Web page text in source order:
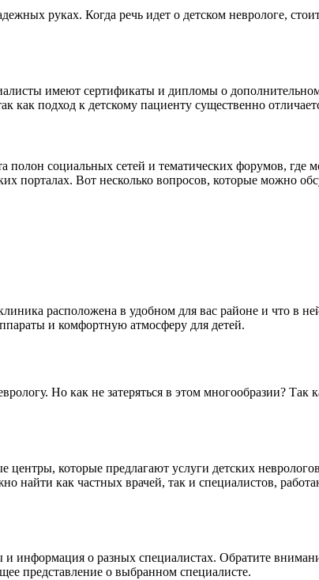
руках. Когда речь идет о детском неврологе,
имеют сертификаты и дипломы о
подход к детскому пациенту существенно
полон социальных сетей и тематических форумов,
порталах. Вот несколько вопросов, которые можно
расположена в удобном для вас районе и что в
и комфортную атмосферу для детей.
Но как не затеряться в этом многообразии?
которые предлагают услуги детских
как частных врачей, так и специалистов,
информация о разных специалистах. Обратите
представление о выбранном специалисте.